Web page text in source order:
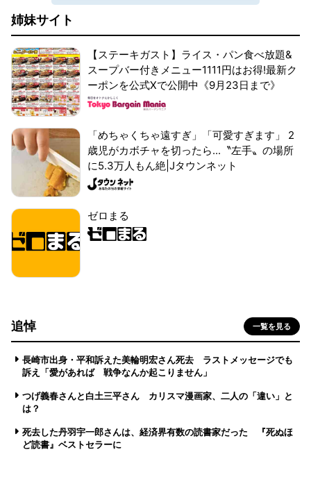
姉妹サイト
【ステーキガスト】ライス・パン食べ放題&
スープバー付きメニュー1111円はお得!最新ク
ーポンを公式Xで公開中《9月23日まで》
「めちゃくちゃ遠すぎ」「可愛すぎます」 2
歳児がカボチャを切ったら...〝左手〟の場所
に5.3万人もん絶|Jタウンネット
ゼロまる
追悼 一覧を見る
長崎市出身・平和訴えた美輪明宏さん死去 ラストメッセージでも
訴え「愛があれば 戦争なんか起こりません」
つげ義春さんと白土三平さん カリスマ漫画家、二人の「違い」と
は？
死去した丹羽宇一郎さんは、経済界有数の読書家だった 『死ぬほ
ど読書』ベストセラーに